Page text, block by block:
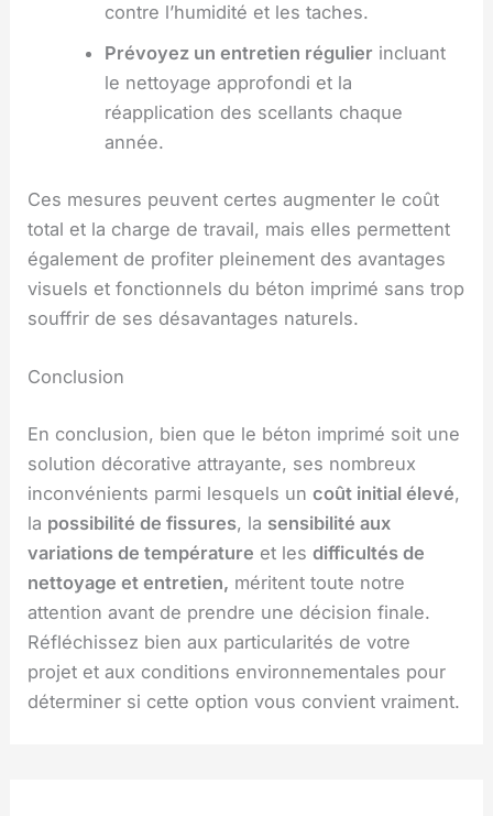
contre l’humidité et les taches.
Prévoyez un entretien régulierincluant
le nettoyage approfondi et la
réapplication des scellants chaque
année.
Ces mesures peuvent certes augmenter le coût
total et la charge de travail, mais elles permettent
également de profiter pleinement des avantages
visuels et fonctionnels du béton imprimé sans trop
souffrir de ses désavantages naturels.
Conclusion
En conclusion, bien que le béton imprimé soit une
solution décorative attrayante, ses nombreux
inconvénients parmi lesquels uncoût initial élevé,
la possibilité de fissures, la sensibilité aux
variations de température et lesdifficultés de
nettoyage et entretien, méritent toute notre
attention avant de prendre une décision finale.
Réfléchissez bien aux particularités de votre
projet et aux conditions environnementales pour
déterminer si cette option vous convient vraiment.